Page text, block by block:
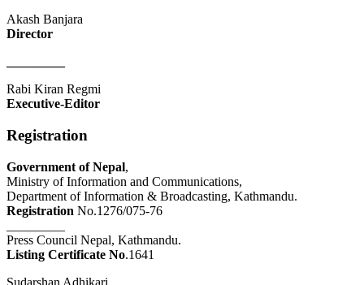
Akash Banjara
Director
Rabi Kiran Regmi
Executive-Editor
Registration
Government of Nepal,
Ministry of Information and Communications,
Department of Information & Broadcasting, Kathmandu.
Registration No.1276/075-76
Press Council Nepal, Kathmandu.
Listing Certificate No.1641
Sudarshan Adhikari